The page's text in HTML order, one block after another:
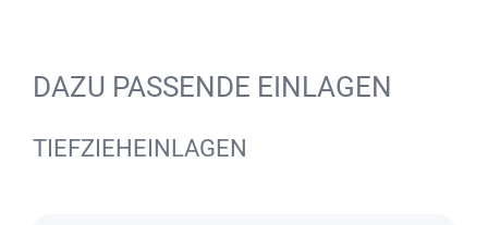
DAZU PASSENDE EINLAGEN
TIEFZIEHEINLAGEN